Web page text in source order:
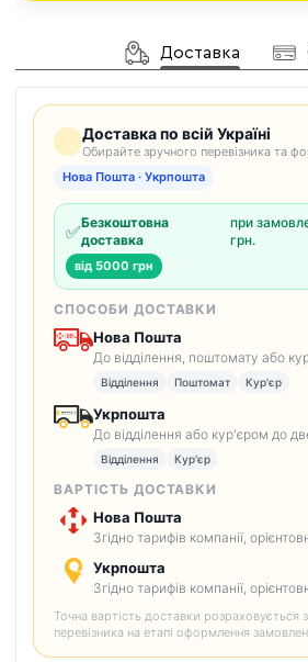
Доставка
Доставка по всій Україні
Обирайте зручного перевізника та
Нова Пошта · Укрпошта
✅Безкоштовна
доставка
при
грн.
від 5000 грн
СПОСОБИ ДОСТАВКИ
Нова Пошта
До відділення, поштомату або
Відділення Поштомат Кур'єр
Укрпошта
До відділення або кур'єром до
Відділення Кур'єр
ВАРТІСТЬ ДОСТАВКИ
Нова Пошта
Згідно тарифів компанії,
Укрпошта
Згідно тарифів компанії,
Точна вартість доставки розраховується
перевізника на етапі оформлення